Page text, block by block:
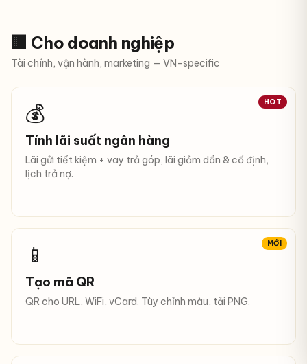
🏢 Cho doanh nghiệp
Tài chính, vận hành, marketing — VN-specific
HOT
💰
Tính lãi suất ngân hàng
Lãi gửi tiết kiệm + vay trả góp, lãi giảm dần & cố định,
lịch trả nợ.
MỚI
📱
Tạo mã QR
QR cho URL, WiFi, vCard. Tùy chỉnh màu, tải PNG.